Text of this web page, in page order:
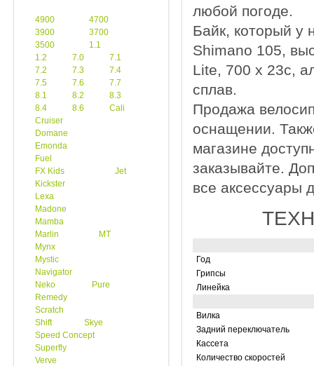
4900
4700
3900
3700
3500
1.1
1.2
7.0
7.1
7.2
7.3
7.4
7.5
7.6
7.7
8.1
8.2
8.3
8.4
8.6
Cali
Cruiser
Domane
Emonda
Fuel
FX Kids
Jet
Kickster
Lexa
Madone
Mamba
Marlin
MT
Mynx
Mystic
Navigator
Neko
Pure
Remedy
Scratch
Shift
Skye
Speed Concept
Superfly
Verve
любой погоде.
Байк, который у
Shimano 105,
Lite, 700 x 23c,
сплав.
Продажа
оснащении.
магазине
заказывайте.
все аксессуары
Год
Грипсы
Линейка
Вилка
Задний переключатель
Кассета
Количество скоростей